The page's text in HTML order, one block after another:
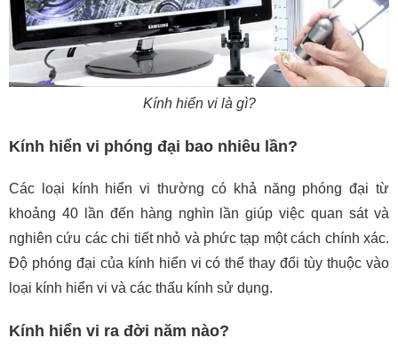
Kính hiển vi là gì?
Kính hiển vi phóng đại bao nhiêu lần?
Các loại kính hiển vi thường có khả năng phóng đại từ
khoảng 40 lần đến hàng nghìn lần giúp việc quan sát và
nghiên cứu các chi tiết nhỏ và phức tạp một cách chính xác.
Độ phóng đại của kính hiển vi có thể thay đổi tùy thuộc vào
loại kính hiển vi và các thấu kính sử dụng.
Kính hiển vi ra đời năm nào?